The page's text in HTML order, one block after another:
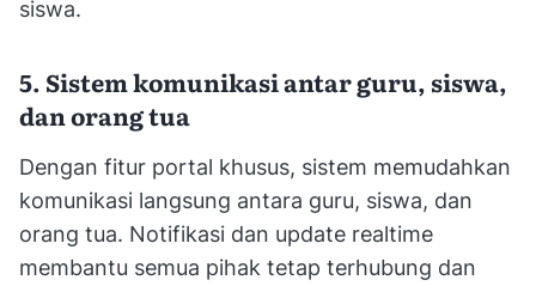
siswa.
5. Sistem komunikasi antar guru, siswa,
dan orang tua
Dengan fitur portal khusus, sistem memudahkan
komunikasi langsung antara guru, siswa, dan
orang tua. Notifikasi dan update realtime
membantu semua pihak tetap terhubung dan